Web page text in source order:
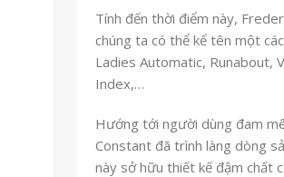
Tính đến thời điểm này,
chúng ta có thể kể tên một
Ladies Automatic, Runabout,
Index,…
Hướng tới người dùng đam
Constant đã trình làng dòng
này sở hữu thiết kế đậm chất